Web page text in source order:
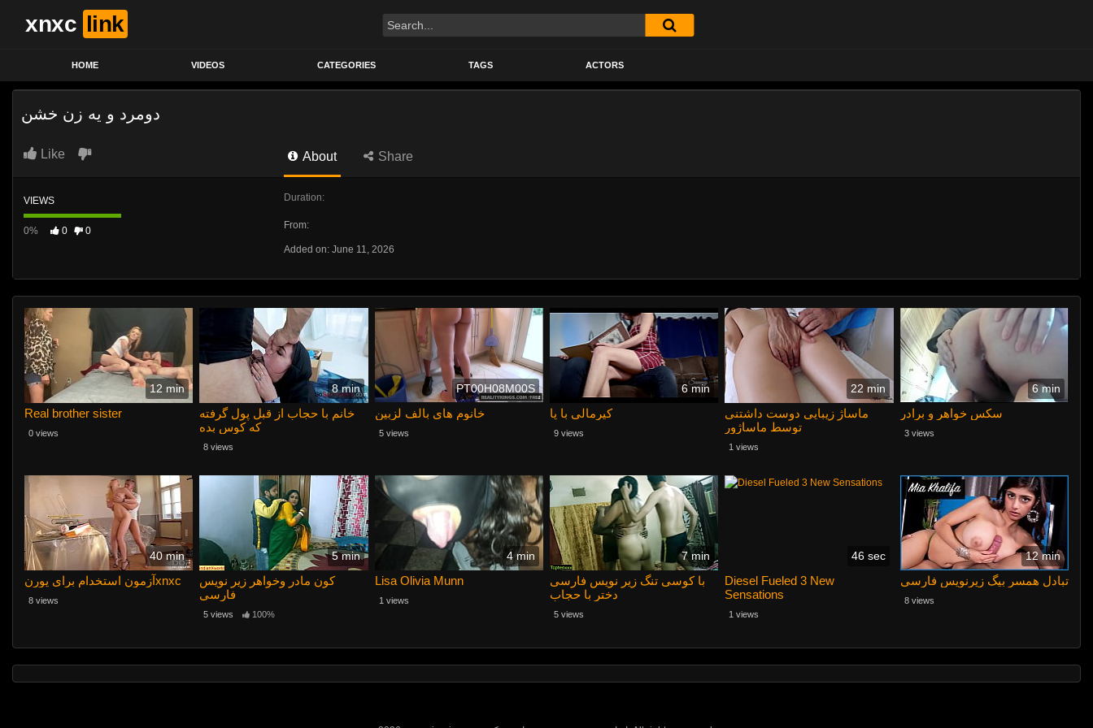
xnxc link Search
HOME VIDEOS CATEGORIES TAGS ACTORS
دومرد و یه زن خشن
Like About Share
VIEWS
0% 0 0
Duration:
From:
Added on: June 11, 2026
12 min
Real brother sister
0 views
8 min
خانم با حجاب از قبل پول گرفته
که کوس بده
8 views
PT00H08M00S
خانوم های بالف لزبین
5 views
6 min
کیرمالی با پا
9 views
22 min
ماساژ زیبایی دوست داشتنی
توسط ماساژور
1 views
6 min
سکس خواهر و برادر
3 views
40 min
آزمون استخدام برای پورنxnxc
8 views
5 min
کون مادر وخواهر زیر نویس
فارسی
5 views 100%
4 min
Lisa Olivia Munn
1 views
7 min
با کوسی تنگ زیر نویس فارسی
دختر با حجاب
5 views
46 sec
Diesel Fueled 3 New
Sensations
1 views
12 min
تبادل همسر بیگ زیرنویس فارسی
8 views